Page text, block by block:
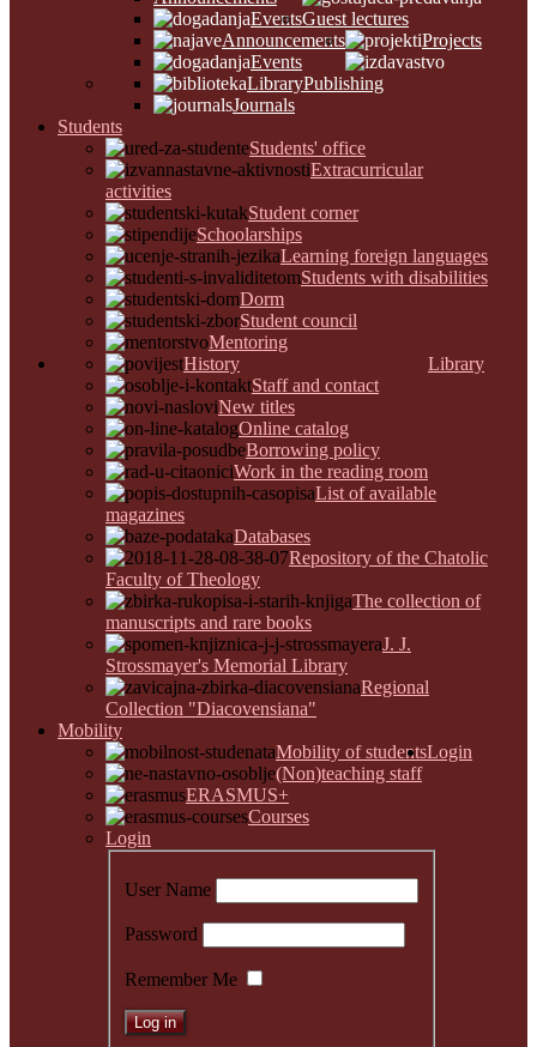
EventsGuest lectures
Announcements
Events
Projects
Publishing
Library
Journals
Students
Students' office
Extracurricular
activities
Student corner
Schoolarships
Learning foreign languages
Students with disabilities
Dorm
Student council
Mentoring
Library
History
Staff and contact
New titles
Online catalog
Borrowing policy
Work in the reading room
List of available
magazines
Databases
Repository of the Chatolic
Faculty of Theology
The collection of
manuscripts and rare books
J. J.
Strossmayer's Memorial Library
Regional
Collection "Diacovensiana"
Mobility
Mobility of students
(Non)teaching staff
ERASMUS+
Courses
Login
Login
User Name
Password
Remember Me